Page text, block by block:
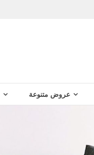
عروض متنوعة